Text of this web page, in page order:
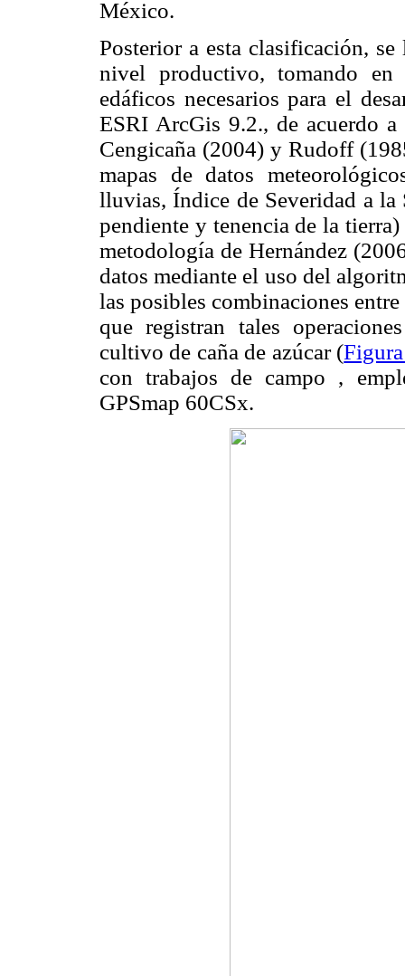
México.
Posterior a esta clasificación,
nivel productivo, tomando en
edáficos necesarios para el
ESRI ArcGis 9.2., de acuerdo
Cengicaña (2004) y Rudoff
mapas de datos
lluvias, Índice de Severidad a la
pendiente y tenencia de la
metodología de Hernández
datos mediante el uso del
las posibles combinaciones
que registran tales
cultivo de caña de azúcar (
con trabajos de campo ,
GPSmap 60CSx.